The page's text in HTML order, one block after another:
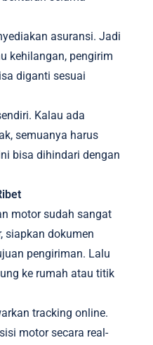
asuransi. Jadi
kehilangan, pengirim
diganti sesuai
Kalau ada
semuanya harus
bisa dihindari dengan
motor sudah sangat
siapkan dokumen
pengiriman. Lalu
ke rumah atau titik
tracking online.
motor secara real-